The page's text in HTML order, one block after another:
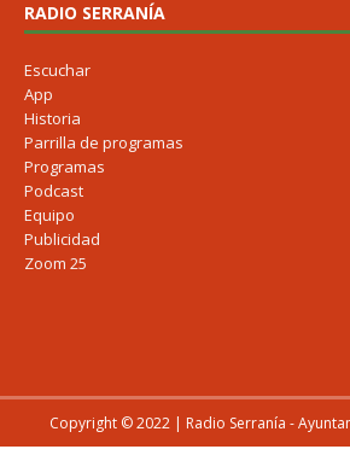
RADIO SERRANÍA
Escuchar
App
Historia
Parrilla de programas
Programas
Podcast
Equipo
Publicidad
Zoom 25
Copyright © 2022 | Radio Serranía -